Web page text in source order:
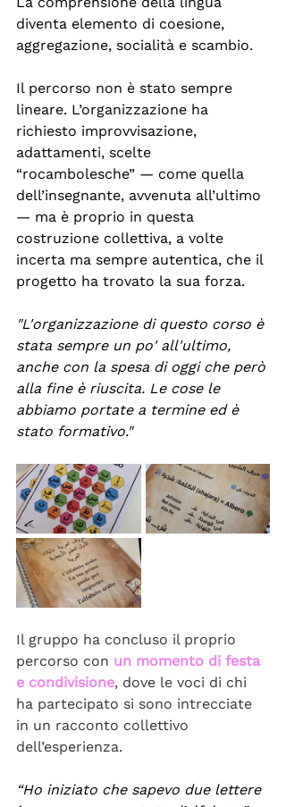
diventa elemento di coesione,
aggregazione, socialità e scambio.
Il percorso non è stato sempre
lineare. L’organizzazione ha
richiesto improvvisazione,
adattamenti, scelte
“rocambolesche” — come quella
dell’insegnante, avvenuta all’ultimo
— ma è proprio in questa
costruzione collettiva, a volte
incerta ma sempre autentica, che il
progetto ha trovato la sua forza.
"L'organizzazione di questo corso è
stata sempre un po' all'ultimo,
anche con la spesa di oggi che però
alla fine è riuscita. Le cose le
abbiamo portate a termine ed è
stato formativo."
Il gruppo ha concluso il proprio
percorso con un momento di festa
e condivisione, dove le voci di chi
ha partecipato si sono intrecciate
in un racconto collettivo
dell’esperienza.
“Ho iniziato che sapevo due lettere